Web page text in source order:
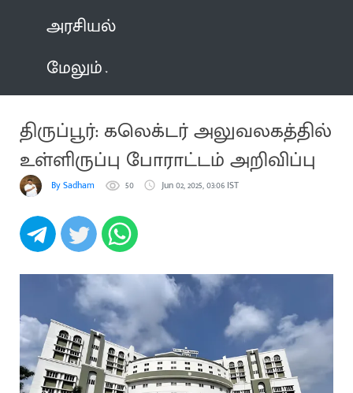
அரசியல்
மேலும்
திருப்பூர்: கலெக்டர் அலுவலகத்தில்
உள்ளிருப்பு போராட்டம் அறிவிப்பு
By Sadham 50 Jun 02, 2025, 03:06 IST